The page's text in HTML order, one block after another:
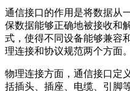
通信接口的作用是将数据从
保数据能够正确地被接收和
式，使得不同设备能够兼容
理连接和协议规范两个方面。
物理连接方面，通信接口定
括插头、插座、电缆、引脚